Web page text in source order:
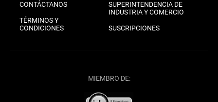
CONTÁCTANOS
TÉRMINOS Y
CONDICIONES
SUPERINTENDENCIA DE
INDUSTRIA Y COMERCIO
SUSCRIPCIONES
MIEMBRO DE: